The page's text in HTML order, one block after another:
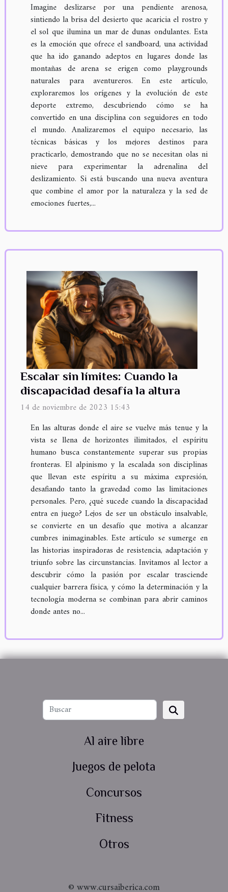
Imagine deslizarse por una pendiente arenosa,
sintiendo la brisa del desierto que acaricia el rostro y
el sol que ilumina un mar de dunas ondulantes. Esta
es la emoción que ofrece el sandboard, una actividad
que ha ido ganando adeptos en lugares donde las
montañas de arena se erigen como playgrounds
naturales para aventureros. En este artículo,
exploraremos los orígenes y la evolución de este
deporte extremo, descubriendo cómo se ha
convertido en una disciplina con seguidores en todo
el mundo. Analizaremos el equipo necesario, las
técnicas básicas y los mejores destinos para
practicarlo, demostrando que no se necesitan olas ni
nieve para experimentar la adrenalina del
deslizamiento. Si está buscando una nueva aventura
que combine el amor por la naturaleza y la sed de
emociones fuertes,...
Escalar sin límites: Cuando la
discapacidad desafía la altura
14 de noviembre de 2023 15:43
En las alturas donde el aire se vuelve más tenue y la
vista se llena de horizontes ilimitados, el espíritu
humano busca constantemente superar sus propias
fronteras. El alpinismo y la escalada son disciplinas
que llevan este espíritu a su máxima expresión,
desafiando tanto la gravedad como las limitaciones
personales. Pero, ¿qué sucede cuando la discapacidad
entra en juego? Lejos de ser un obstáculo insalvable,
se convierte en un desafío que motiva a alcanzar
cumbres inimaginables. Este artículo se sumerge en
las historias inspiradoras de resistencia, adaptación y
triunfo sobre las circunstancias. Invitamos al lector a
descubrir cómo la pasión por escalar trasciende
cualquier barrera física, y cómo la determinación y la
tecnología moderna se combinan para abrir caminos
donde antes no...
Al aire libre
Juegos de pelota
Concursos
Fitness
Otros
© www.cursaiberica.com